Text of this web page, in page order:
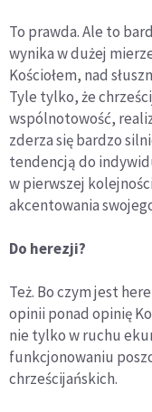
To prawda. Ale to
wynika w dużej
Kościołem, nad
Tyle tylko, że
wspólnotowość,
zderza się bardzo
tendencją do
w pierwszej
akcentowania
Do herezji?
Też. Bo czym jest
opinii ponad opinię
nie tylko w ruchu
funkcjonowaniu
chrześcijańskich.